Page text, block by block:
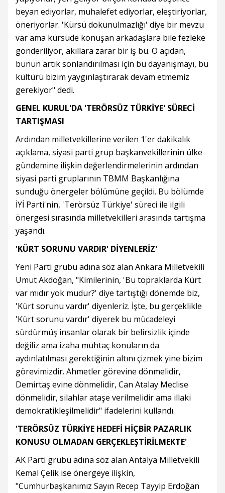
beyan ediyorlar, muhalefet ediyorlar, eleştiriyorlar,
öneriyorlar. 'Kürsü dokunulmazlığı' diye bir mevzu
var ama kürsüde konuşan arkadaşlara bile fezleke
gönderiliyor, akıllara zarar bir iş bu. O açıdan,
bunun artık sonlandırılması için bu dayanışmayı, bu
kültürü bizim yaygınlaştırarak devam etmemiz
gerekiyor" dedi.
GENEL KURUL'DA 'TERÖRSÜZ TÜRKİYE' SÜRECİ
TARTIŞMASI
Ardından milletvekillerine verilen 1'er dakikalık
açıklama, siyasi parti grup başkanvekillerinin ülke
gündemine ilişkin değerlendirmelerinin ardından
siyasi parti gruplarının TBMM Başkanlığına
sunduğu önergeler bölümüne geçildi. Bu bölümde
İYİ Parti'nin, 'Terörsüz Türkiye' süreci ile ilgili
önergesi sırasında milletvekilleri arasında tartışma
yaşandı.
'KÜRT SORUNU VARDIR' DİYENLERİZ'
Yeni Parti grubu adına söz alan Ankara Milletvekili
Umut Akdoğan, "Kimilerinin, 'Bu topraklarda Kürt
var mıdır yok mudur?' diye tartıştığı dönemde biz,
'Kürt sorunu vardır' diyenleriz. İşte, bu gerçeklikle
'Kürt sorunu vardır' diyerek bu mücadeleyi
sürdürmüş insanlar olarak bir belirsizlik içinde
değiliz ama izaha muhtaç konuların da
aydınlatılması gerektiğinin altını çizmek yine bizim
görevimizdir. Ahmetler görevine dönmelidir,
Demirtaş evine dönmelidir, Can Atalay Meclise
dönmelidir, silahlar ataşe verilmelidir ama illaki
demokratikleşilmelidir" ifadelerini kullandı.
'TERÖRSÜZ TÜRKİYE HEDEFİ HİÇBİR PAZARLIK
KONUSU OLMADAN GERÇEKLEŞTİRİLMEKTE'
AK Parti grubu adına söz alan Antalya Milletvekili
Kemal Çelik ise önergeye ilişkin,
"Cumhurbaşkanımız Sayın Recep Tayyip Erdoğan